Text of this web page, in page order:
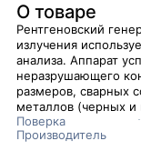
О товаре
Рентгеновский
излучения
анализа. Аппарат
неразрушающего
размеров, сварных
металлов (черных и
Поверка
Производитель